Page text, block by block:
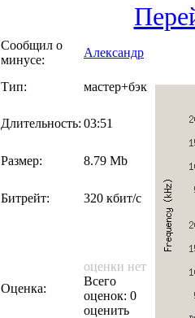
Сообщил о
минусе:
Александр
Тип: мастер+бэк
Длительность: 03:51
Размер: 8.79 Mb
Битрейт: 320 кбит/с
Оценка:
оценки нет
Всего
оценок: 0
оценить